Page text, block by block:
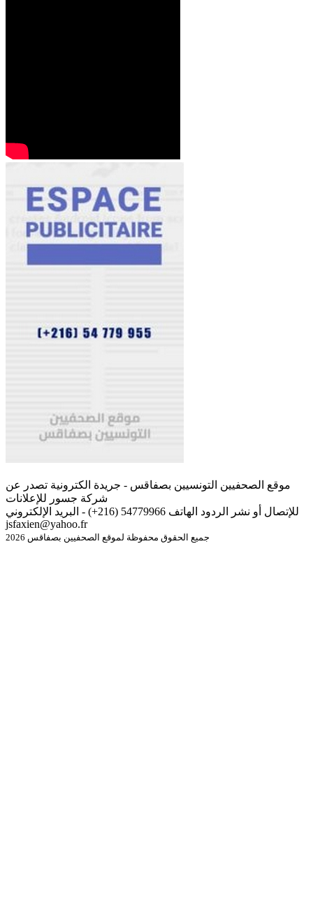
موقع الصحفيين التونسيين بصفاقس - جريدة الكترونية تصدر عن
شركة جسور للإعلانات
للإتصال أو نشر الردود الهاتف 54779966 (216+) - البريد الإلكتروني
jsfaxien@yahoo.fr
جميع الحقوق محفوظة لموقع الصحفيين بصفاقس 2026